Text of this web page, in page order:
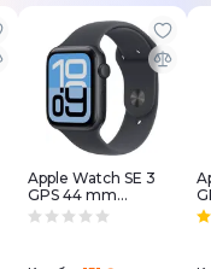
Apple Watch SE 3
GPS 44 mm
Midnight
Band - M/L